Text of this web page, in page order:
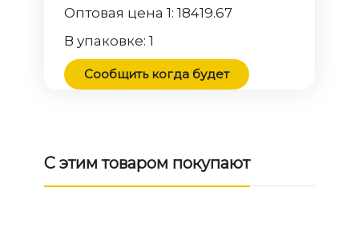
Оптовая цена 1:18419.67
В упаковке:1
Сообщить когда будет
С этим товаром покупают